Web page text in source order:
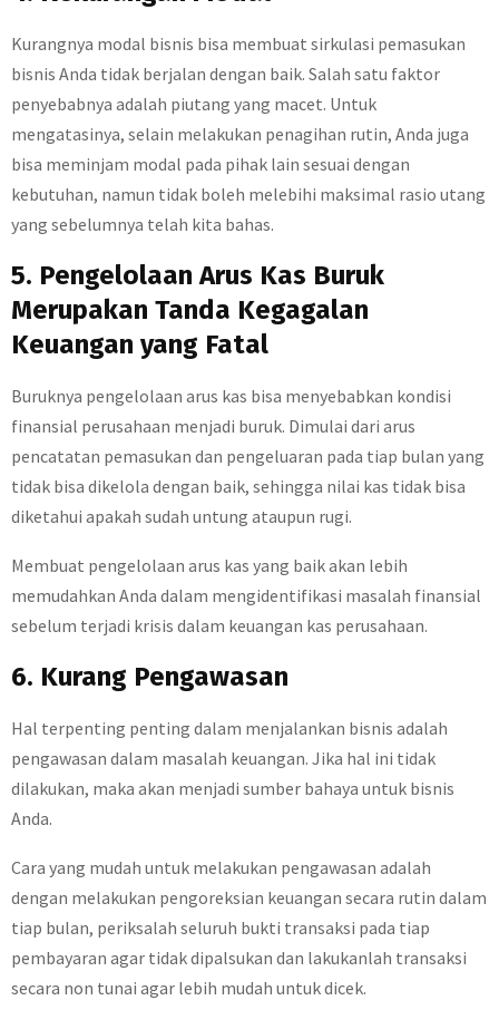
Kurangnya modal bisnis bisa membuat sirkulasi pemasukan
bisnis Anda tidak berjalan dengan baik. Salah satu faktor
penyebabnya adalah piutang yang macet. Untuk
mengatasinya, selain melakukan penagihan rutin, Anda juga
bisa meminjam modal pada pihak lain sesuai dengan
kebutuhan, namun tidak boleh melebihi maksimal rasio utang
yang sebelumnya telah kita bahas.
5. Pengelolaan Arus Kas Buruk
Merupakan Tanda Kegagalan
Keuangan yang Fatal
Buruknya pengelolaan arus kas bisa menyebabkan kondisi
finansial perusahaan menjadi buruk. Dimulai dari arus
pencatatan pemasukan dan pengeluaran pada tiap bulan yang
tidak bisa dikelola dengan baik, sehingga nilai kas tidak bisa
diketahui apakah sudah untung ataupun rugi.
Membuat pengelolaan arus kas yang baik akan lebih
memudahkan Anda dalam mengidentifikasi masalah finansial
sebelum terjadi krisis dalam keuangan kas perusahaan.
6. Kurang Pengawasan
Hal terpenting penting dalam menjalankan bisnis adalah
pengawasan dalam masalah keuangan. Jika hal ini tidak
dilakukan, maka akan menjadi sumber bahaya untuk bisnis
Anda.
Cara yang mudah untuk melakukan pengawasan adalah
dengan melakukan pengoreksian keuangan secara rutin dalam
tiap bulan, periksalah seluruh bukti transaksi pada tiap
pembayaran agar tidak dipalsukan dan lakukanlah transaksi
secara non tunai agar lebih mudah untuk dicek.